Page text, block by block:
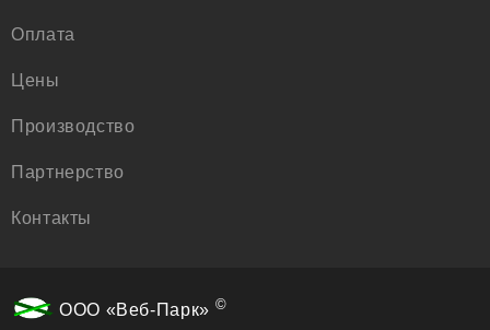
Оплата
Цены
Производство
Партнерство
Контакты
ООО «Веб-Парк» ©